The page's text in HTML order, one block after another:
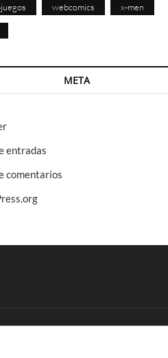
webcomics x-men
META
entradas
comentarios